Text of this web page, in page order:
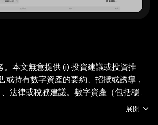
。本文無意提供 (i) 投資建議或投資推
或持有數字資產的要約、招攬或誘導，
法律或稅務建議。數字資產（包括穩定
波動影響， 涉及高風險，並且可能會貶
展開